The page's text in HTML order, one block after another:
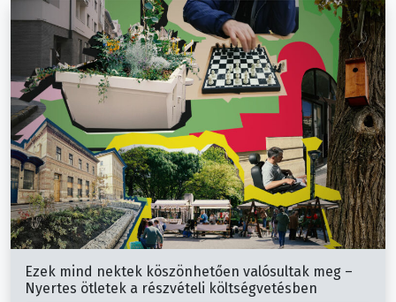
Ezek mind nektek köszönhetően valósultak meg –
Nyertes ötletek a részvételi költségvetésben